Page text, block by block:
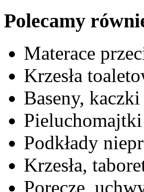
Polecamy
Materace
Krzesła
Baseny, kaczki
Pieluchomajtki
Podkłady
Krzesła,
Poręcze,